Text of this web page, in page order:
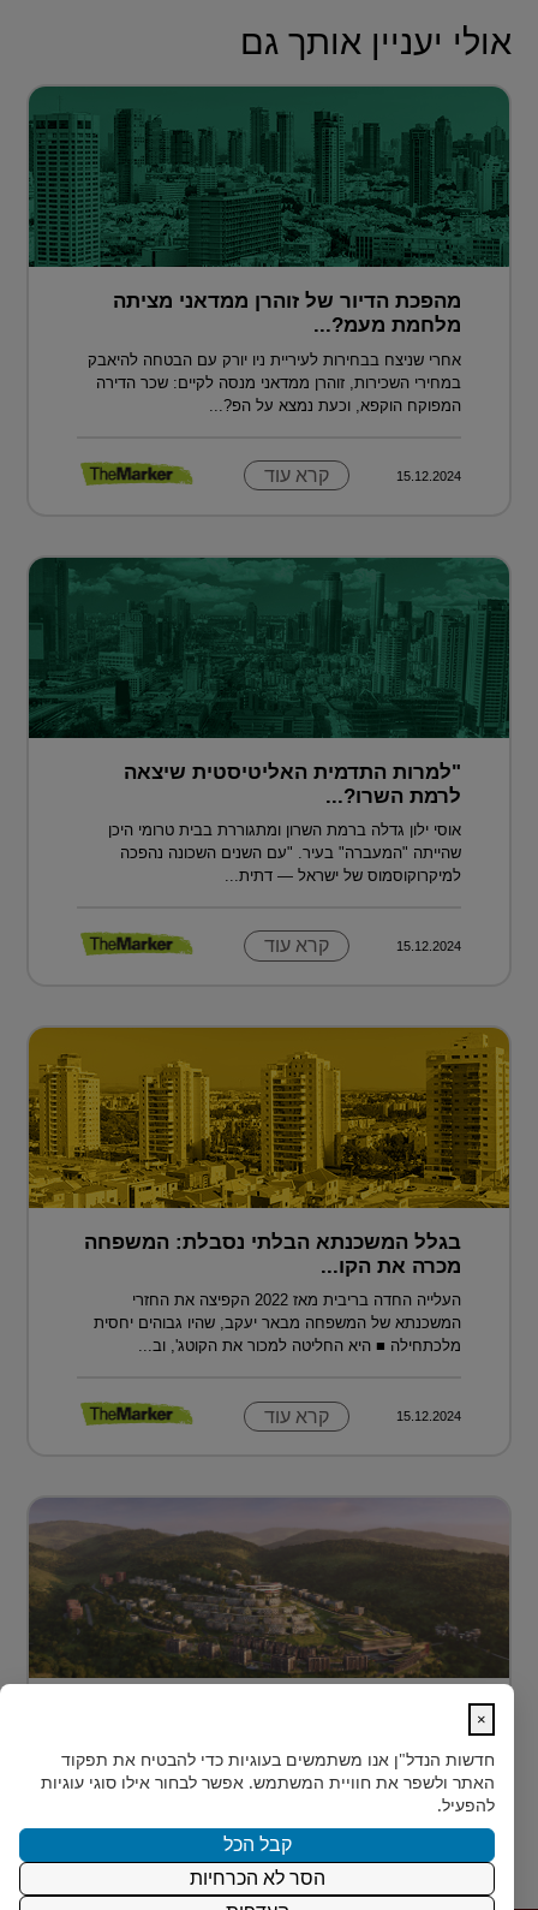
אולי יעניין אותך גם
מהפכת הדיור של זוהרן ממדאני מציתה
מלחמת מעמ?...
אחרי שניצח בבחירות לעיריית ניו יורק עם הבטחה להיאבק
במחירי השכירות, זוהרן ממדאני מנסה לקיים: שכר הדירה
המפוקח הוקפא, וכעת נמצא על הפ?...
15.12.2024 קרא עוד
"למרות התדמית האליטיסטית שיצאה
לרמת השרו?...
אוסי ילון גדלה ברמת השרון ומתגוררת בבית טרומי היכן
שהייתה "המעברה" בעיר. "עם השנים השכונה נהפכה
למיקרוקוסמוס של ישראל — דתית...
15.12.2024 קרא עוד
בגלל המשכנתא הבלתי נסבלת: המשפחה
מכרה את הקו...
העלייה החדה בריבית מאז 2022 הקפיצה את החזרי
המשכנתא של המשפחה מבאר יעקב, שהיו גבוהים יחסית
מלכתחילה ■ היא החליטה למכור את הקוטג', וב...
15.12.2024 קרא עוד
בלב טביליסי, בין השכונות המבוקשות Vake וSaburtalo, כ-2
ק"מ בלבד מהאוניברסיטה של העיר, מוקם TBILISI
ACRES - פ...
15.12.2024 קרא עוד
×
חדשות הנדל"ן אנו משתמשים בעוגיות כדי להבטיח את תפקוד
האתר ולשפר את חוויית המשתמש. אפשר לבחור אילו סוגי עוגיות
להפעיל.
קבל הכל
הסר לא הכרחיות